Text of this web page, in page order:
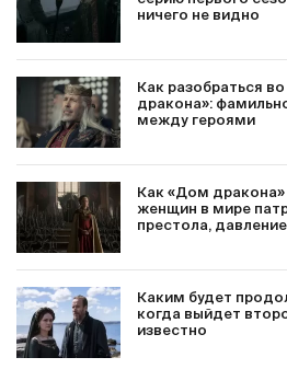
ничего не видно
Как разобраться
дракона»:
между героями
Как «Дом
женщин в мире
престола,
Каким будет
когда выйдет
известно